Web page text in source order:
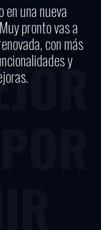
una nueva
pronto vas a
con más
y